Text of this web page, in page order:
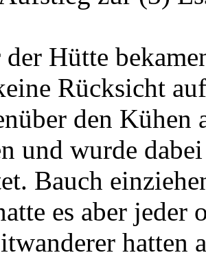
Hütte
Rücksicht
den Kühen
und wurde
Bauch
es aber jeder
hatten